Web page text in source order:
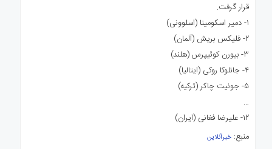
قرار گرفت.
۱- دمیر اسکومینا (اسلوونی)
۲- فلیکس بریش (آلمان)
۳- بیورن کوئیپرس (هلند)
۴- جانلوکا روکی (ایتالیا)
۵- جونیت چاکر (ترکیه)
…
۱۲- علیرضا فغانی (ایران)
منبع: خبرآنلاین